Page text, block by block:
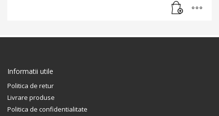
Informatii utile
Politica de retur
Livrare produse
Politica de confidentialitate